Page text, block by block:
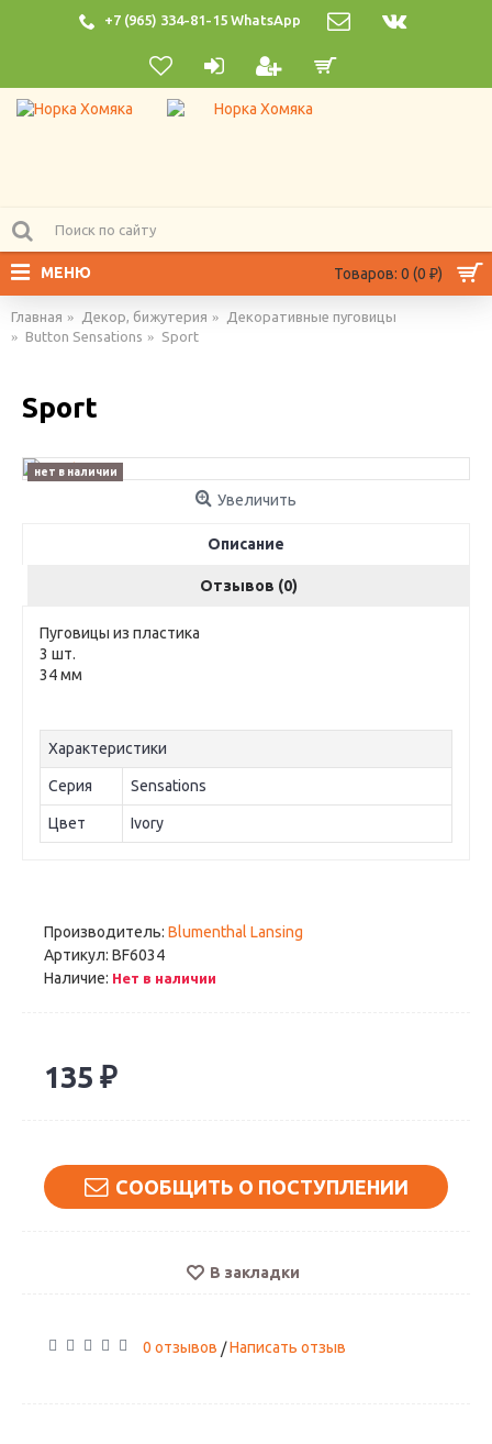
+7 (965) 334-81-15 WhatsApp
Товаров: 0 (0 ₽)
МЕНЮ
Главная Декор, бижутерия
Декоративные пуговицы
Button Sensations
Sport
Sport
нет в наличии
Увеличить
Описание
Отзывов (0)
Пуговицы из пластика
3 шт.
34 мм
Характеристики
Серия Sensations
Цвет Ivory
Производитель: Blumenthal Lansing
Артикул: BF6034
Наличие: Нет в наличии
135 ₽
СООБЩИТЬ О ПОСТУПЛЕНИИ
В закладки
0 отзывов /Написать отзыв